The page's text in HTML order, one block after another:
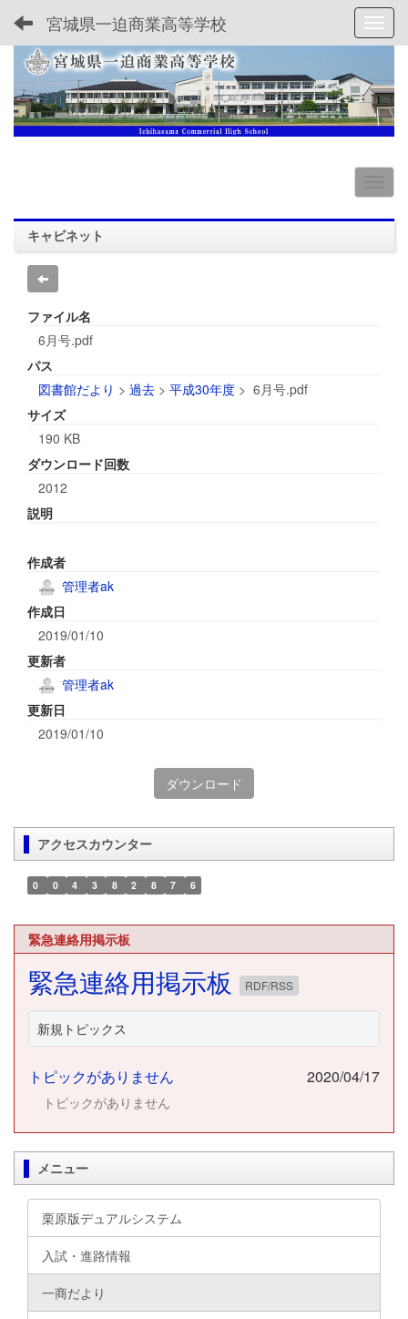
宮城県一迫商業高等学校
キャビネット
ファイル名
6月号.pdf
パス
図書館だより > 過去 > 平成30年度 > 6月号.pdf
サイズ
190 KB
ダウンロード回数
2012
説明
作成者
管理者ak
作成日
2019/01/10
更新者
管理者ak
更新日
2019/01/10
ダウンロード
アクセスカウンター
0 0 4 3 8 2 8 7 6
緊急連絡用掲示板
緊急連絡用掲示板 RDF/RSS
新規トピックス
トピックがありません 2020/04/17
トピックがありません
メニュー
栗原版デュアルシステム
入試・進路情報
一商だより